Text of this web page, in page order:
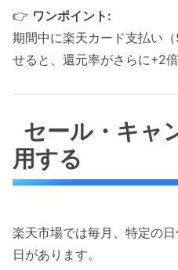
👉 ワンポイント:
期間中に楽天カード支払い
せると、還元率がさらに+2倍
セール・キャ
用する
楽天市場では毎月、特定の
日があります。